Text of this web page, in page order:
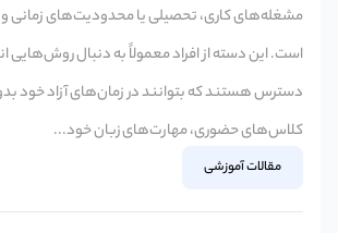
مشغله‌های کاری، تحصیلی یا محدودیت‌های زمانی
است. این دسته از افراد معمولاً به دنبال روش‌هایی
دسترس هستند که بتوانند در زمان‌های آزاد خود
کلاس‌های حضوری، مهارت‌های زبان خود...
مقالات آموزشی